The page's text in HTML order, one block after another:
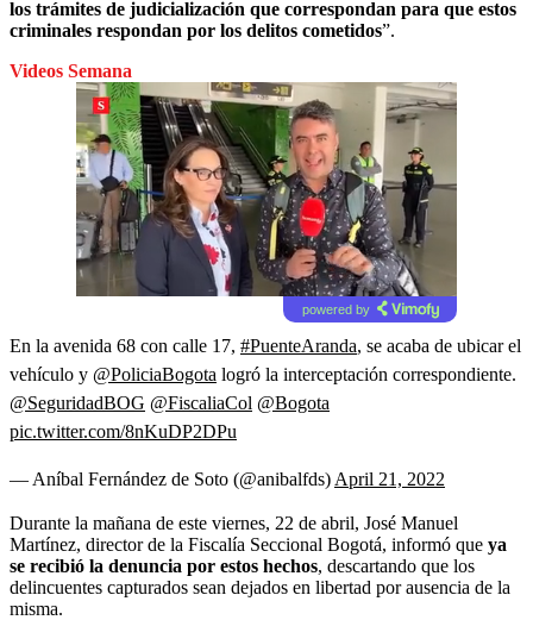
los trámites de judicialización que correspondan para que estos
criminales respondan por los delitos cometidos”.
Videos Semana
powered by
En la avenida 68 con calle 17, #PuenteAranda, se acaba de ubicar el
vehículo y @PoliciaBogota logró la interceptación correspondiente.
@SeguridadBOG @FiscaliaCol @Bogota
pic.twitter.com/8nKuDP2DPu
— Aníbal Fernández de Soto (@anibalfds) April 21, 2022
Durante la mañana de este viernes, 22 de abril, José Manuel
Martínez, director de la Fiscalía Seccional Bogotá, informó que ya
se recibió la denuncia por estos hechos, descartando que los
delincuentes capturados sean dejados en libertad por ausencia de la
misma.